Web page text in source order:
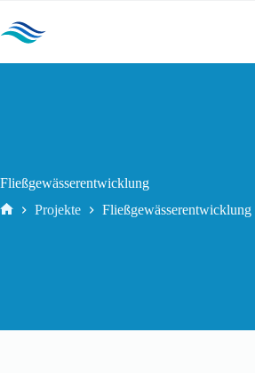
Inhalt
springen
Fließgewässerentwicklung
Projekte Fließgewässerentwicklung